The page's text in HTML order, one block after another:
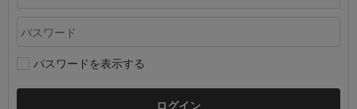
パスワードを表示する